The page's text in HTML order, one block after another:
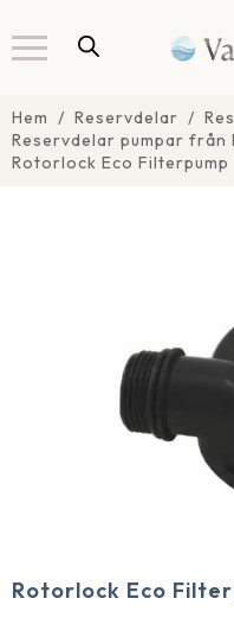
Hem Reservdelar
Reservdelar pumpar från
Rotorlock Eco
Rotorlock Eco